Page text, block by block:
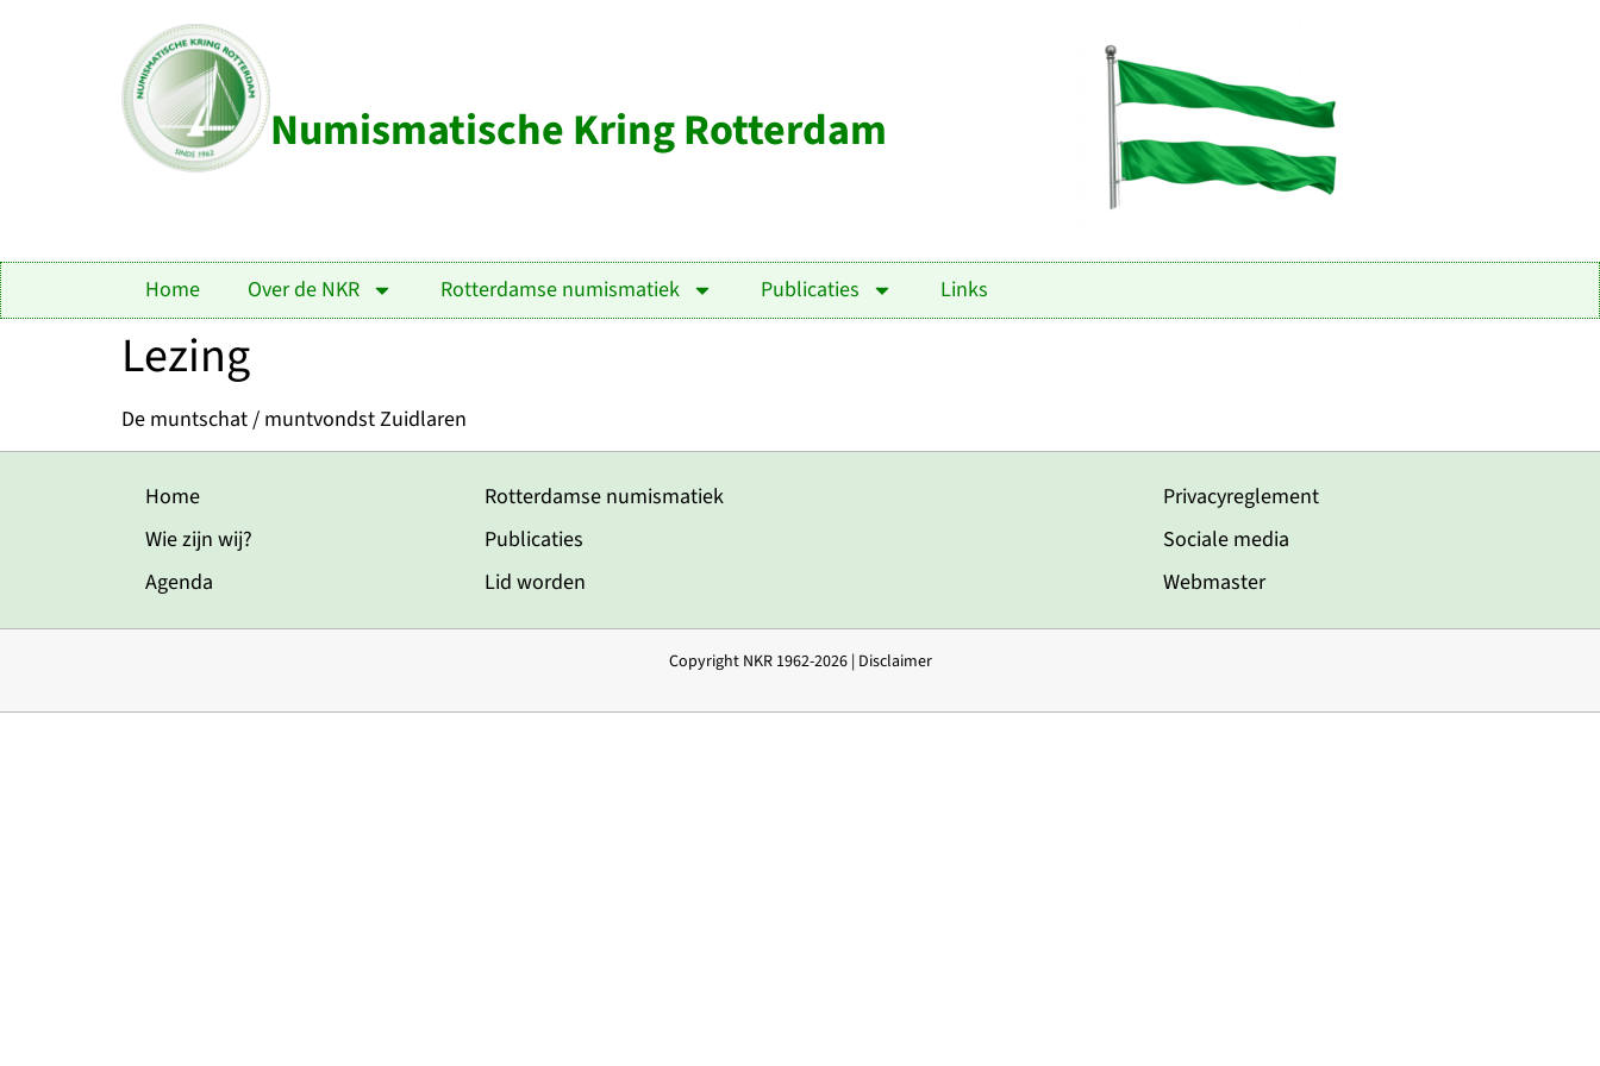
Numismatische Kring Rotterdam
Home Over de NKR Rotterdamse numismatiek Publicaties Links
Lezing
De muntschat / muntvondst Zuidlaren
Home
Wie zijn wij?
Agenda
Rotterdamse numismatiek
Publicaties
Lid worden
Privacyreglement
Sociale media
Webmaster
Copyright NKR 1962-2026 | Disclaimer